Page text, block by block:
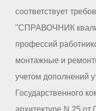
соответствует
"СПРАВОЧНИК
профессий
монтажные и
учетом дополнений
Государственного
архитектуре N 25 от